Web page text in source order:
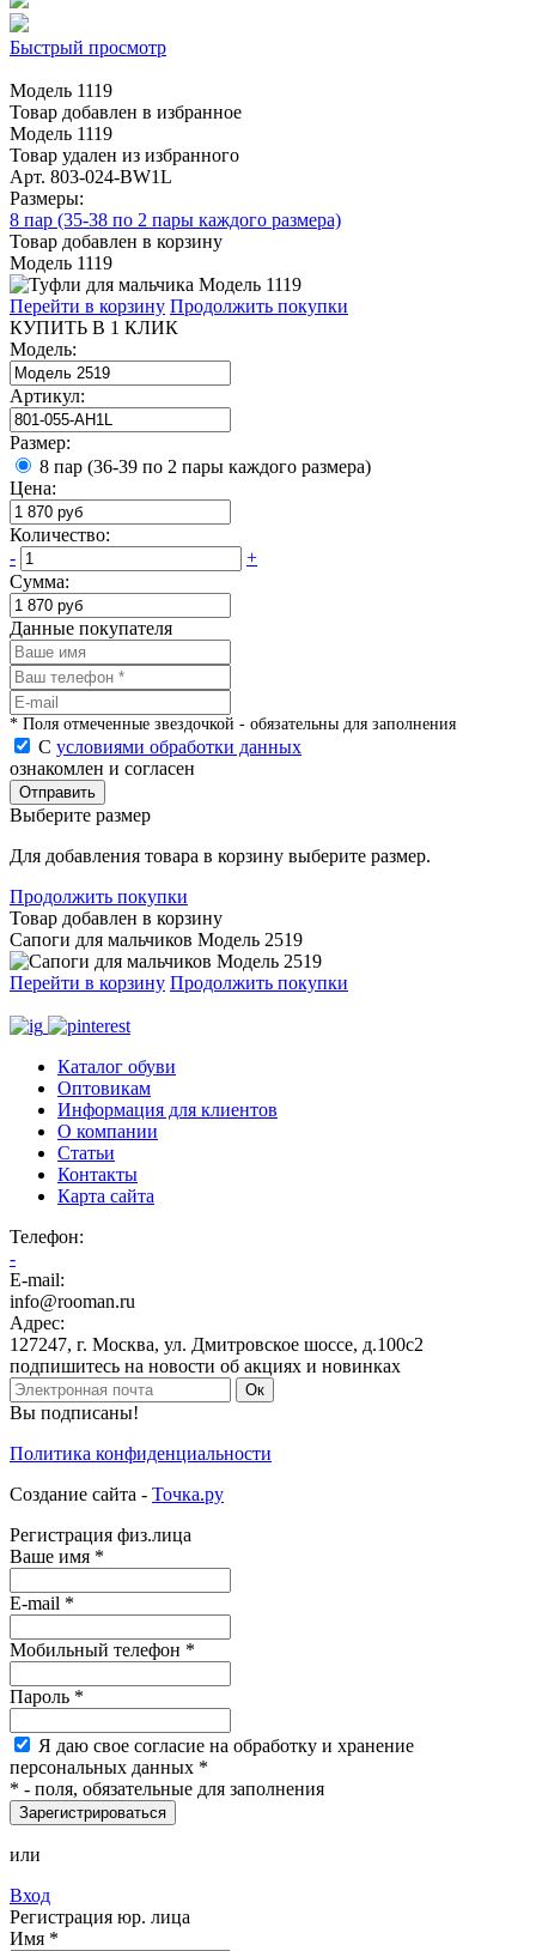
Быстрый просмотр
Модель 1119
Товар добавлен в избранное
Модель 1119
Товар удален из избранного
Арт. 803-024-BW1L
Размеры:
8 пар (35-38 по 2 пары каждого размера)
Товар добавлен в корзину
Модель 1119
Перейти в корзину Продолжить покупки
КУПИТЬ В 1 КЛИК
Модель:
Артикул:
Размер:
8 пар (36-39 по 2 пары каждого размера)
Цена:
Количество:
-
+
Сумма:
Данные покупателя
* Поля отмеченные звездочкой - обязательны для заполнения
С условиями обработки данных
ознакомлен и согласен
Отправить
Выберите размер
Для добавления товара в корзину выберите размер.
Продолжить покупки
Товар добавлен в корзину
Сапоги для мальчиков Модель 2519
Перейти в корзину Продолжить покупки
Каталог обуви
Оптовикам
Информация для клиентов
О компании
Статьи
Контакты
Карта сайта
Телефон:
-
E-mail:
info@rooman.ru
Адрес:
127247, г. Москва, ул. Дмитровское шоссе, д.100с2
подпишитесь на новости об акциях и новинках
Ок
Вы подписаны!
Политика конфиденциальности
Создание сайта - Точка.ру
Регистрация физ.лица
Ваше имя *
E-mail *
Мобильный телефон *
Пароль *
Я даю свое согласие на обработку и хранение
персональных данных *
* - поля, обязательные для заполнения
Зарегистрироваться
или
Вход
Регистрация юр. лица
Имя *